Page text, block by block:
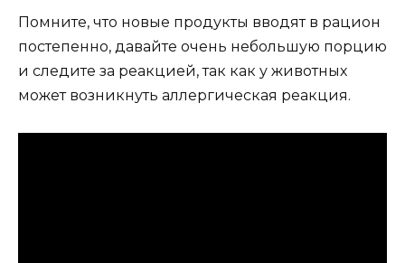
Помните, что новые продукты вводят в рацион
постепенно, давайте очень небольшую порцию
и следите за реакцией, так как у животных
может возникнуть аллергическая реакция.